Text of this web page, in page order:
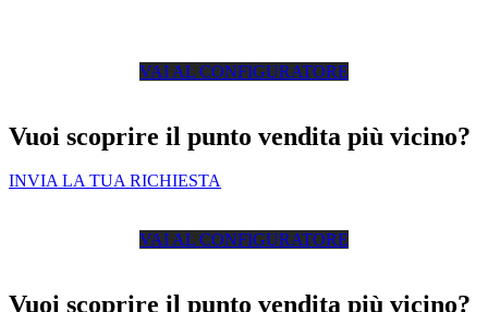
VAI AL CONFIGURATORE
Vuoi scoprire il punto vendita più vicino?
INVIA LA TUA RICHIESTA
VAI AL CONFIGURATORE
Vuoi scoprire il punto vendita più vicino?